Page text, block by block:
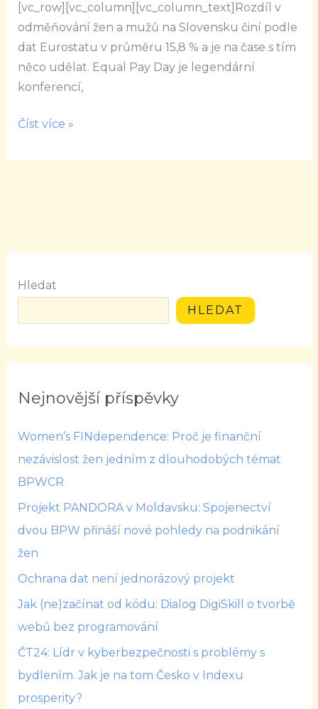
[vc_row][vc_column][vc_column_text]Rozdíl v
odměňování žen a mužů na Slovensku činí podle
dat Eurostatu v průměru 15,8 % a je na čase s tím
něco udělat. Equal Pay Day je legendární
konferencí,
na
Slovensko
Číst více »
Hledat
HLEDAT
Nejnovější příspěvky
Women’s FINdependence: Proč je finanční
nezávislost žen jedním z dlouhodobých témat
BPWCR
Projekt PANDORA v Moldavsku: Spojenectví
dvou BPW přináší nové pohledy na podnikání
žen
Ochrana dat není jednorázový projekt
Jak (ne)začínat od kódu: Dialog DigiSkill o tvorbě
webů bez programování
ČT24: Lídr v kyberbezpečnosti s problémy s
bydlením. Jak je na tom Česko v Indexu
prosperity?